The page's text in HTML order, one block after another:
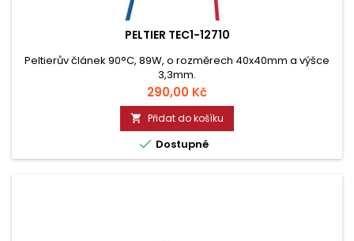
PELTIER TEC1-12710
Peltierův článek 90°C, 89W, o rozměrech 40x40mm a výšce
3,3mm.
Cena
290,00 Kč
 Přidat do košíku
 Dostupné